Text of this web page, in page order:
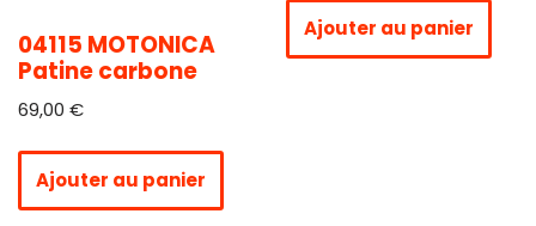
04115 MOTONICA
Patine carbone
69,00 €
Ajouter au panier
Ajouter au panier